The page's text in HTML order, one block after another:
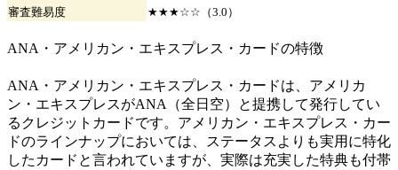
審査難易度 ★★★☆☆（3.0）
ANA・アメリカン・エキスプレス・カードの特徴
ANA・アメリカン・エキスプレス・カードは、アメリカ
ン・エキスプレスがANA（全日空）と提携して発行してい
るクレジットカードです。アメリカン・エキスプレス・カー
ドのラインナップにおいては、ステータスよりも実用に特化
したカードと言われていますが、実際は充実した特典も付帯